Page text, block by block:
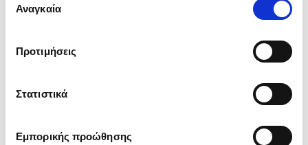
ενδιαφέρουν και να επιλέξετε από τα παρακάτω με την
΄΄και να ενημερωθείτε σχετικά με
συγκατάθεσης
Αναγκαία
Προτιμήσεις
Στατιστικά
Εμπορικής προώθησης